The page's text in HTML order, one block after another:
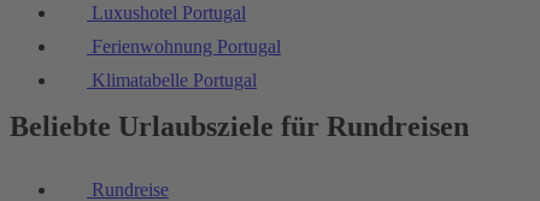
Luxushotel Portugal
Ferienwohnung Portugal
Klimatabelle Portugal
Beliebte Urlaubsziele für Rundreisen
Rundreise